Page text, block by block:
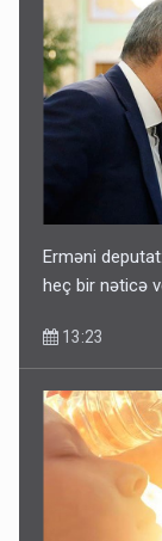
Erməni
heç bir nəticə
13:23